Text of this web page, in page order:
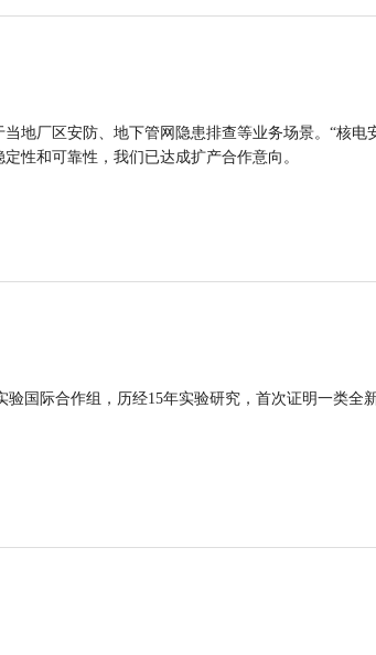
地厂区安防、地下管网隐患排查等业务场景。“核电
性和可靠性，我们已达成扩产合作意向。
国际合作组，历经15年实验研究，首次证明一类全